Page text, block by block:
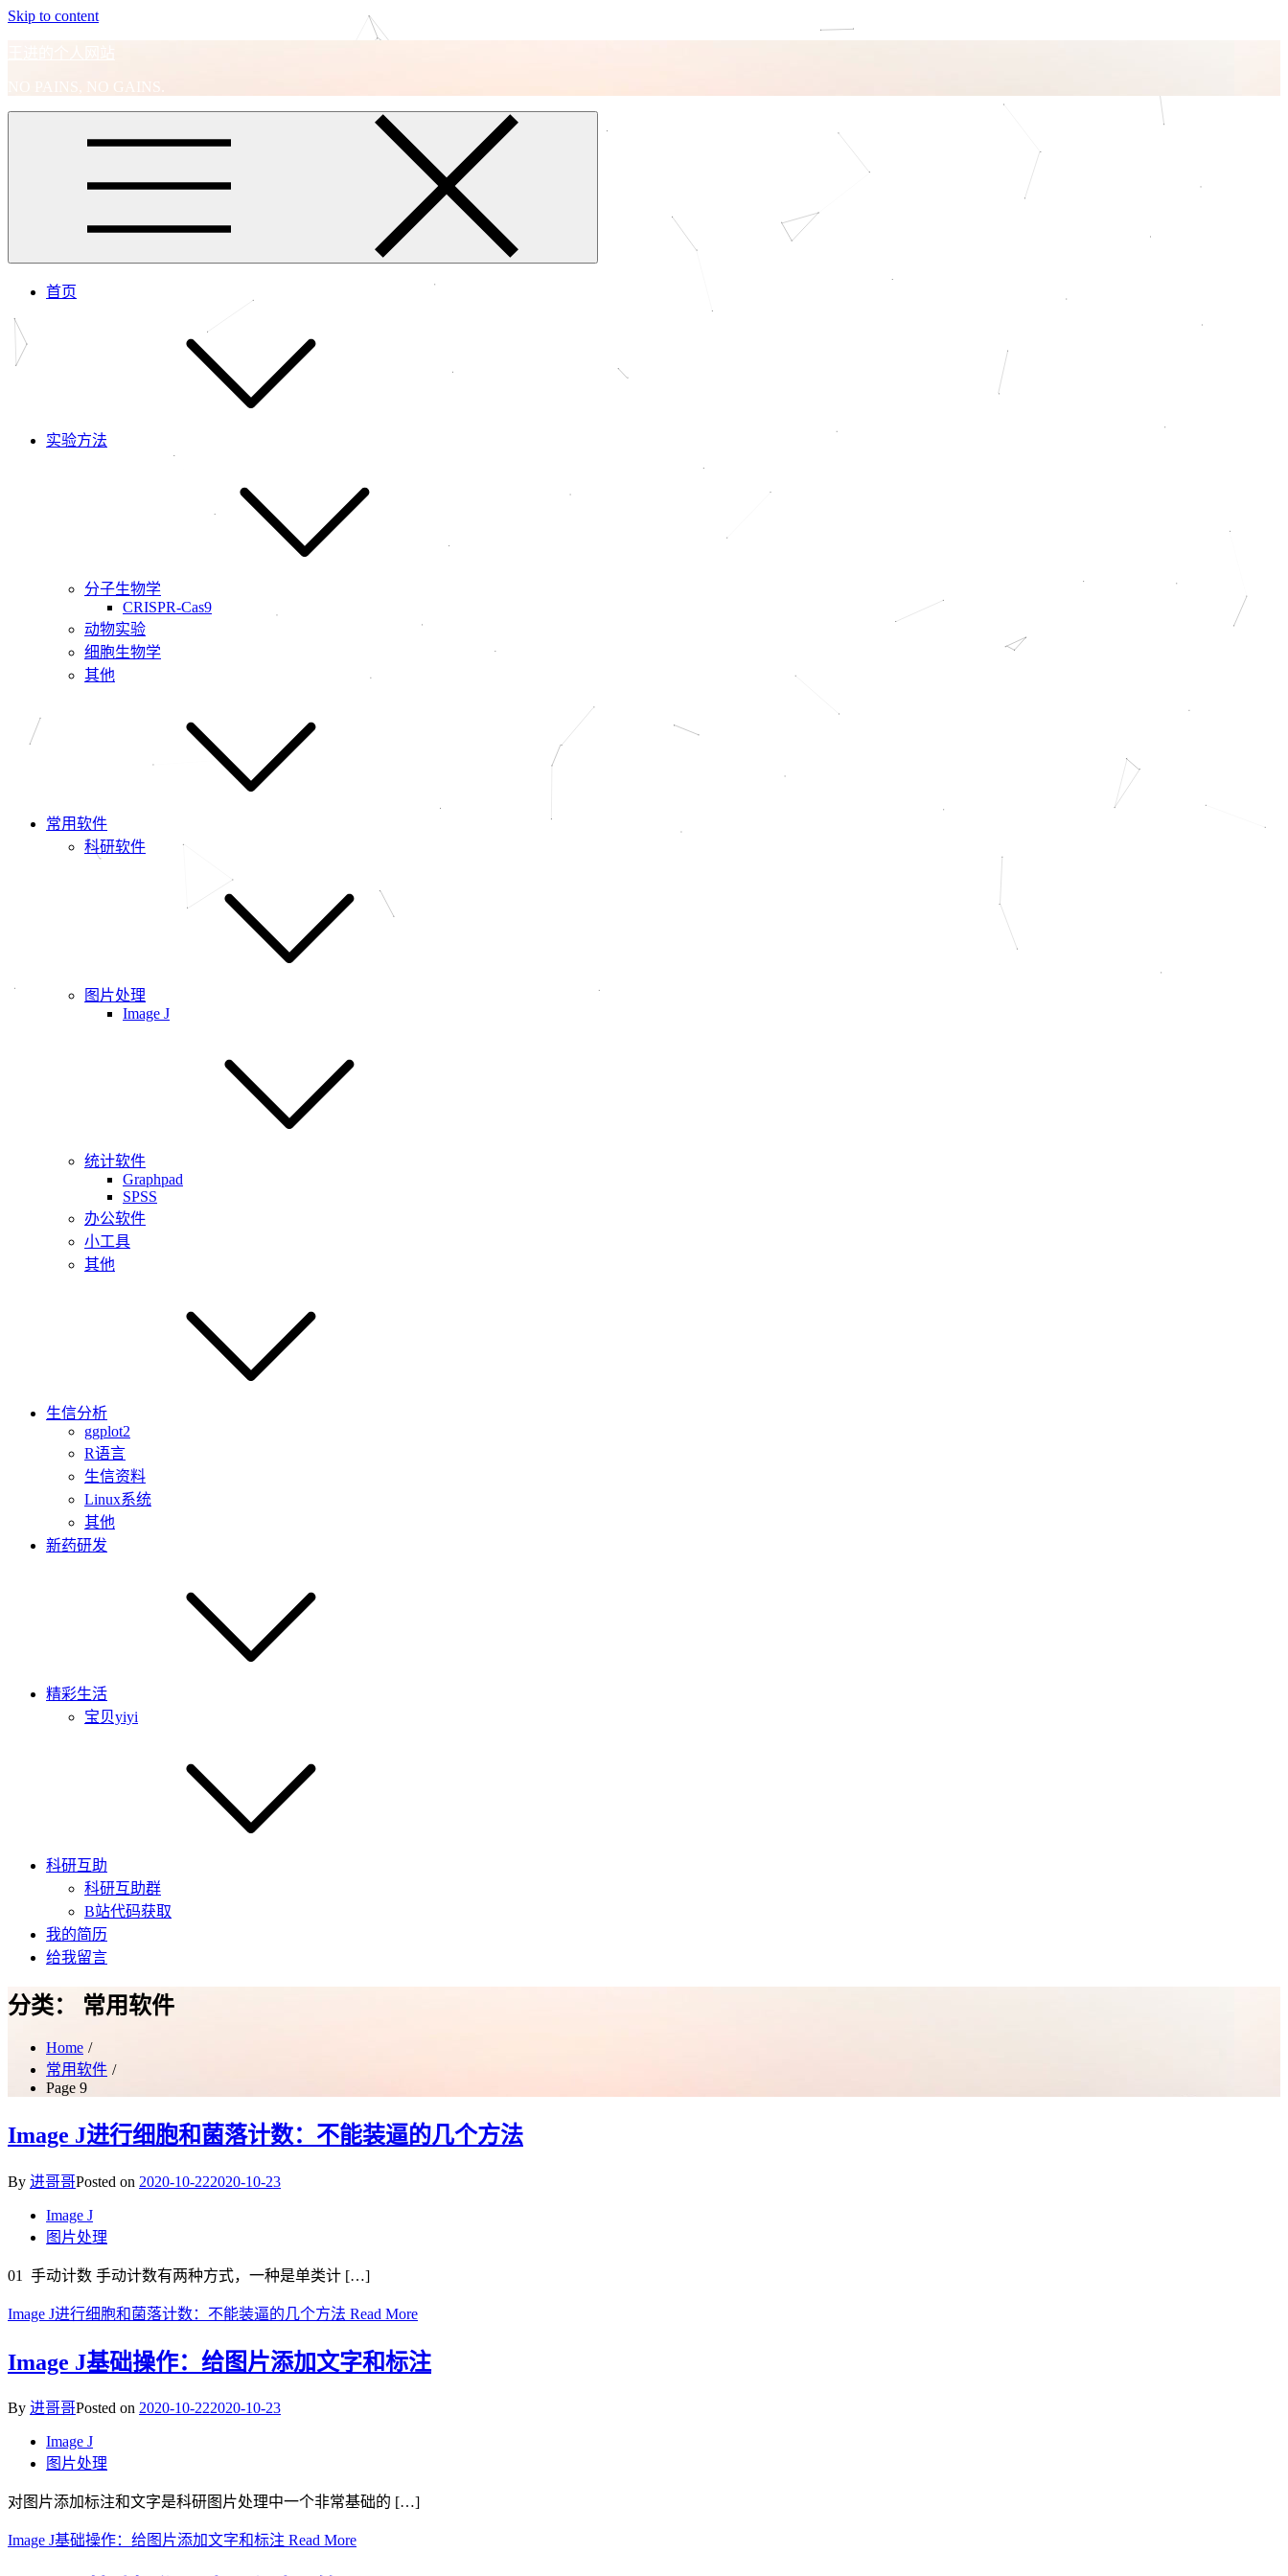
Skip to content
王进的个人网站
NO PAINS, NO GAINS.
首页
实验方法
分子生物学
CRISPR-Cas9
动物实验
细胞生物学
其他
常用软件
科研软件
图片处理
Image J
统计软件
Graphpad
SPSS
办公软件
小工具
其他
生信分析
ggplot2
R语言
生信资料
Linux系统
其他
新药研发
精彩生活
宝贝yiyi
科研互助
科研互助群
B站代码获取
我的简历
给我留言
分类： 常用软件
Home
常用软件
Page 9
Image J进行细胞和菌落计数：不能装逼的几个方法
By 进哥哥Posted on 2020-10-222020-10-23
Image J
图片处理
01 手动计数 手动计数有两种方式，一种是单类计 […]
Image J进行细胞和菌落计数：不能装逼的几个方法 Read More
Image J基础操作：给图片添加文字和标注
By 进哥哥Posted on 2020-10-222020-10-23
Image J
图片处理
对图片添加标注和文字是科研图片处理中一个非常基础的 […]
Image J基础操作：给图片添加文字和标注 Read More